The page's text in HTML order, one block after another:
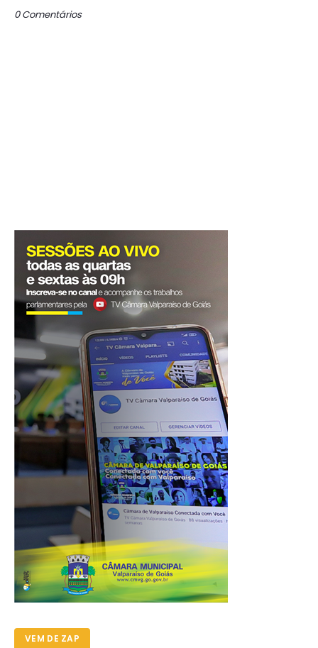
0 Comentários
VEM DE ZAP